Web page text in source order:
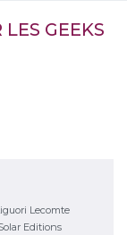
GEEKS
Lecomte
Editions